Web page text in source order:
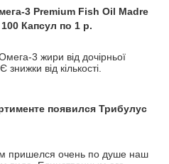
3 Premium Fish Oil Madre
Капсул по 1 р.
3 жири від дочірньої
від кількості.
появился Трибулус
пришелся очень по душе наш